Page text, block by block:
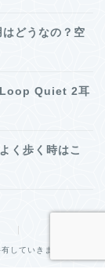
はどうなの？空
Loop Quiet 2耳
く歩く時はこ
していきます